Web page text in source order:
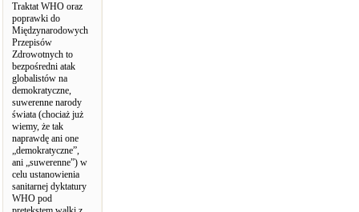
Traktat WHO oraz
poprawki do
Międzynarodowych
Przepisów
Zdrowotnych to
bezpośredni atak
globalistów na
demokratyczne,
suwerenne narody
świata (chociaż już
wiemy, że tak
naprawdę ani one
„demokratyczne”,
ani „suwerenne”) w
celu ustanowienia
sanitarnej dyktatury
WHO pod